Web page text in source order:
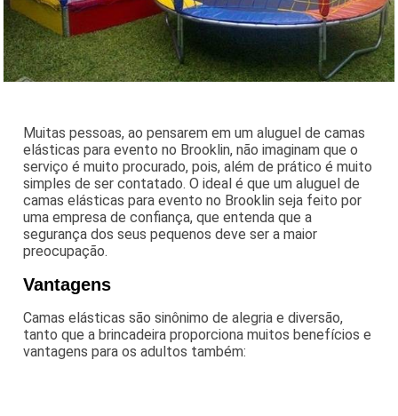
Muitas pessoas, ao pensarem em um aluguel de camas
elásticas para evento no Brooklin, não imaginam que o
serviço é muito procurado, pois, além de prático é muito
simples de ser contatado. O ideal é que um aluguel de
camas elásticas para evento no Brooklin seja feito por
uma empresa de confiança, que entenda que a
segurança dos seus pequenos deve ser a maior
preocupação.
Vantagens
Camas elásticas são sinônimo de alegria e diversão,
tanto que a brincadeira proporciona muitos benefícios e
vantagens para os adultos também: